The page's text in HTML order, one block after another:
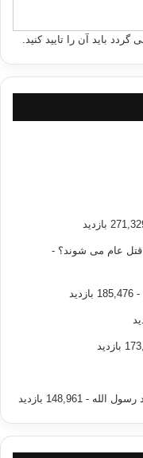
باید آن را تایید کنید.
عام می شوند؟ -
- 185,476 بازدید
الله - 148,961 بازدید